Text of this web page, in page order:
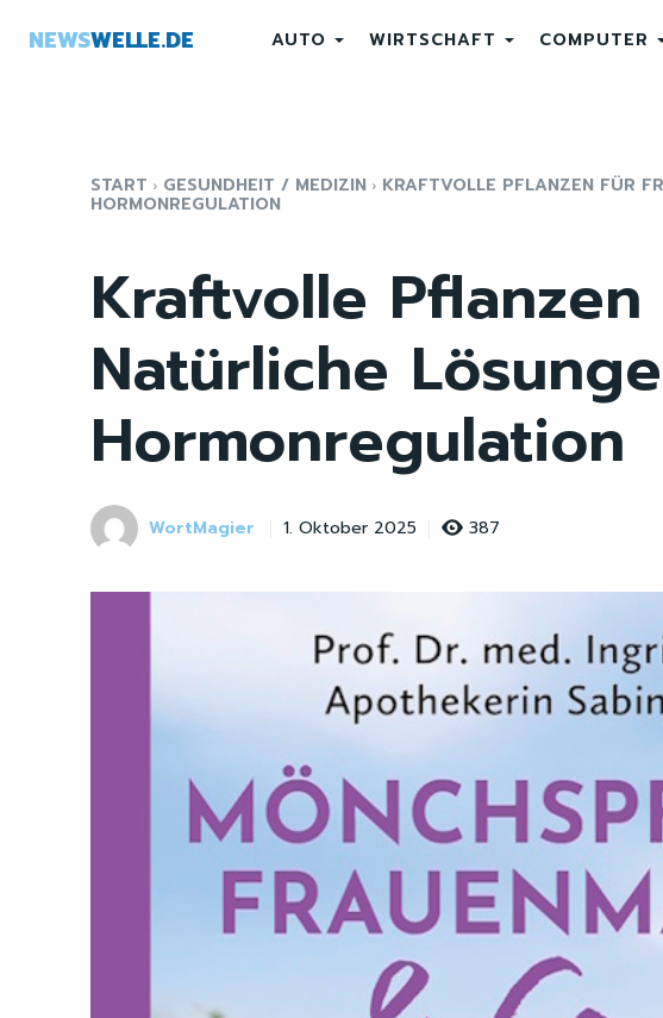
NEWSWELLE.DE AUTO WIRTSCHAFT COMPUTER
START GESUNDHEIT / MEDIZIN KRAFTVOLLE PFLANZEN FÜR
HORMONREGULATION
Kraftvolle
Natürliche
Hormonregulation
WortMagier 1. Oktober 2025 387